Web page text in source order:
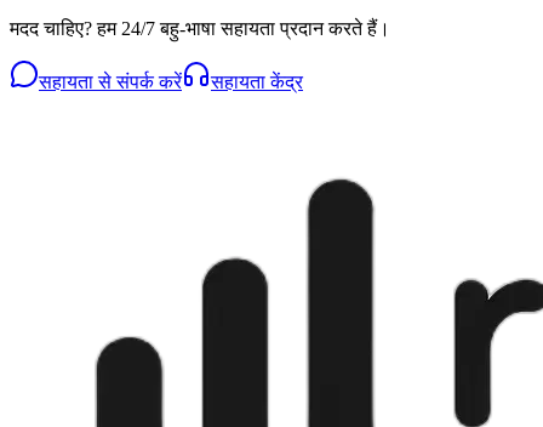
मदद चाहिए? हम 24/7 बहु-भाषा सहायता प्रदान करते हैं।
सहायता से संपर्क करें सहायता केंद्र